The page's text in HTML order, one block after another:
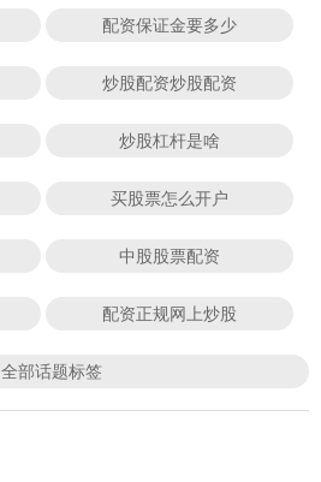
配资保证金要多少
炒股配资炒股配资
炒股杠杆是啥
买股票怎么开户
中股股票配资
配资正规网上炒股
全部话题标签